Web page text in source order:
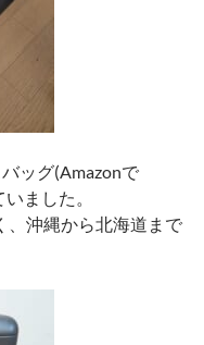
ッグ(Amazonで
ました。
、沖縄から北海道まで